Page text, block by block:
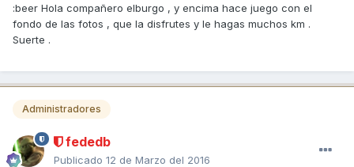
:beer Hola compañero elburgo , y encima hace juego con el
fondo de las fotos , que la disfrutes y le hagas muchos km .
Suerte .
Administradores
fededb
Publicado 12 de Marzo del 2016